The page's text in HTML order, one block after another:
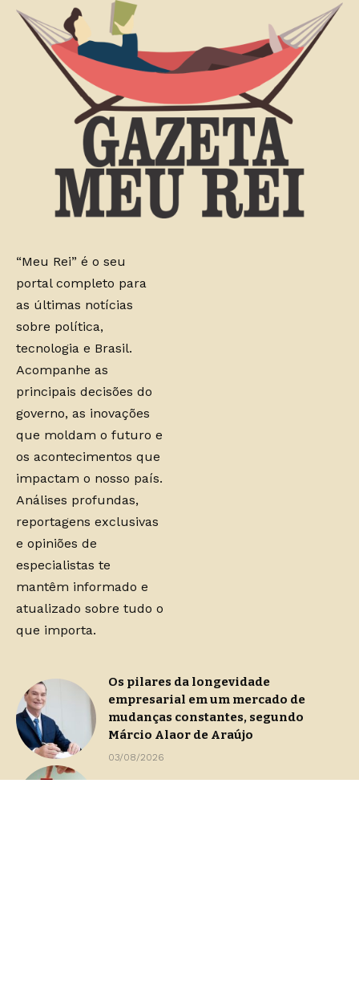
“Meu Rei” é o seu
portal completo para
as últimas notícias
sobre política,
tecnologia e Brasil.
Acompanhe as
principais decisões do
governo, as inovações
que moldam o futuro e
os acontecimentos que
impactam o nosso país.
Análises profundas,
reportagens exclusivas
e opiniões de
especialistas te
mantêm informado e
atualizado sobre tudo o
que importa.
Os pilares da longevidade
empresarial em um mercado de
mudanças constantes, segundo
Márcio Alaor de Araújo
03/08/2026